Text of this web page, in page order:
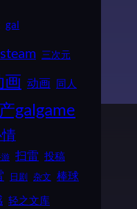
gal
steam 三次元
画 动画 同人
galgame
扫雷 投稿
日剧 杂文 棒球
轻之文库